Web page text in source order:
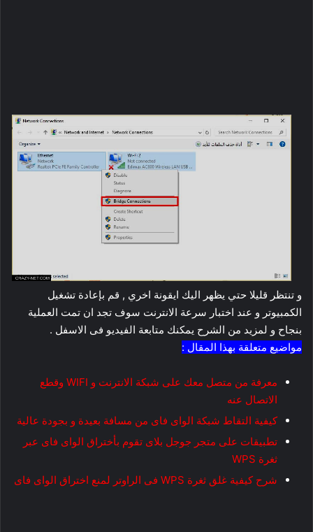
و تنتظر قليلا حتي يظهر اليك ايقونة اخري , قم بإعادة تشغيل
الكمبيوتر و عند اختبار سرعة الانترنت سوف تجد ان تمت العملية
بنجاح و لمزيد من الشرح يمكنك متابعة الفيديو فى الاسفل .
مواضيع متعلقة بهذا المقال :
معرفة من متصل معك على شبكة الانترنت و WIFI وقطع
الاتصال عنه
كيفية التقاط شبكة الواى فاى من مسافة بعيدة و بجودة عالية
تطبيقات على متجر جوجل بلاى تقوم بأختراق الواى فاى عبر
ثغرة WPS
شرح كيفية غلق ثغرة WPS فى الراوتر لمنع اختراق الواى فاى